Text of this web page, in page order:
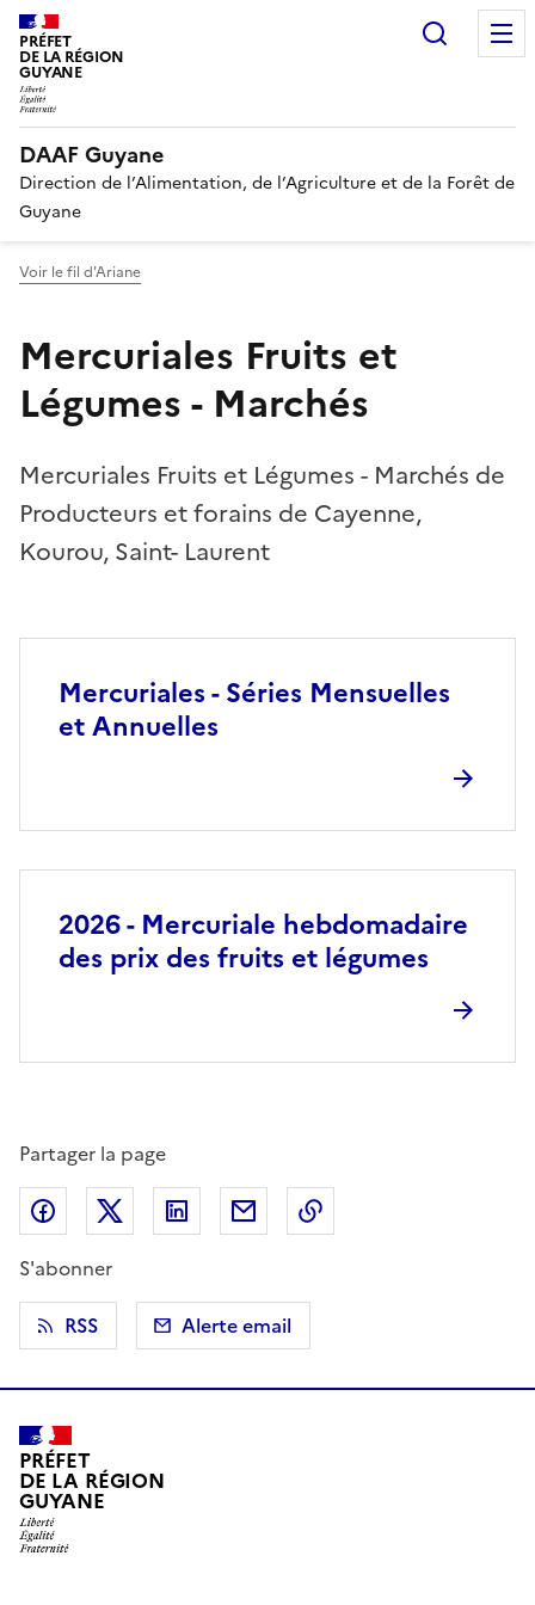
PRÉFET
DE LA RÉGION
GUYANE
DAAF Guyane
Direction de l’Alimentation, de l’Agriculture et de la Forêt de
Guyane
Voir le fil d'Ariane
Mercuriales Fruits et
Légumes - Marchés
Mercuriales Fruits et Légumes - Marchés de
Producteurs et forains de Cayenne,
Kourou, Saint- Laurent
Mercuriales - Séries Mensuelles
et Annuelles
2026 - Mercuriale hebdomadaire
des prix des fruits et légumes
Partager la page
Partager sur Facebook
Partager sur X (anciennement Twitter)
Partager sur LinkedIn
Partager par email
S'abonner
RSS
Alerte email
PRÉFET
DE LA RÉGION
GUYANE